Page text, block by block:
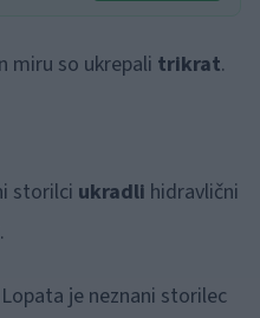
miru so ukrepali trikrat.
storilci ukradli hidravlični
je neznani storilec